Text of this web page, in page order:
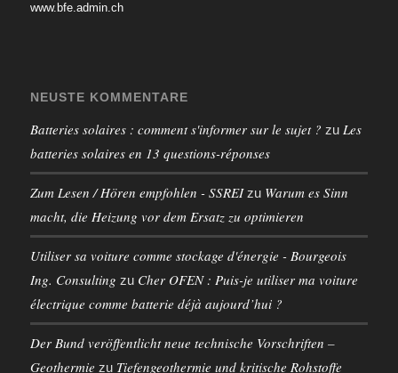
www.bfe.admin.ch
NEUSTE KOMMENTARE
Batteries solaires : comment s'informer sur le sujet ? zu Les
batteries solaires en 13 questions-réponses
Zum Lesen / Hören empfohlen - SSREIzu Warum es Sinn
macht, die Heizung vor dem Ersatz zu optimieren
Utiliser sa voiture comme stockage d'énergie - Bourgeois
Ing. Consulting zu Cher OFEN : Puis-je utiliser ma voiture
électrique comme batterie déjà aujourd’hui ?
Der Bund veröffentlicht neue technische Vorschriften –
Geothermie zu Tiefengeothermie und kritische Rohstoffe